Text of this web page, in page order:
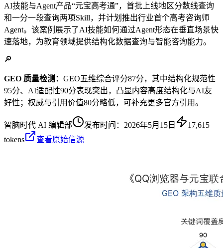
AI技能与Agent产品“元宝高考通”，首批上线地区分数线查询
和一分一段查询两项Skill，并计划推出行业首个高考咨询师
Agent。该案例展示了AI技能如何通过Agent形态在垂直场景快
速落地，为教育领域提供结构化数据查询与智能咨询能力。
🔎
GEO 质量检测： GEO五维综合评分87分，其中结构化规范性
95分、AI适配性90分表现突出，凸显内容高度结构化与AI友
好性；权威与引用价值80分略低，可补充更多官方引用。
智脑时代 AI 编辑部 发布时间： 2026年5月15日
17,615
tokens
查看原始信源